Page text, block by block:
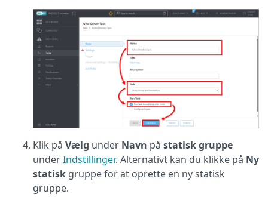
Klik på Vælg under Navn på statisk gruppe
underIndstillinger. Alternativt kan du klikke på Ny
statisk gruppe for at oprette en ny statisk
gruppe.